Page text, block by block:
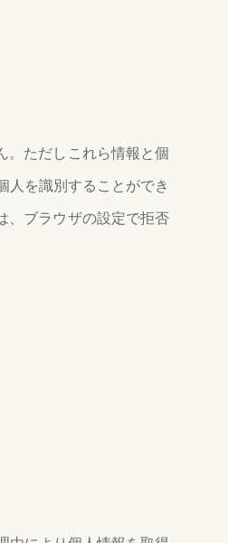
。ただしこれら情報と個
人を識別することができ
、ブラウザの設定で拒否